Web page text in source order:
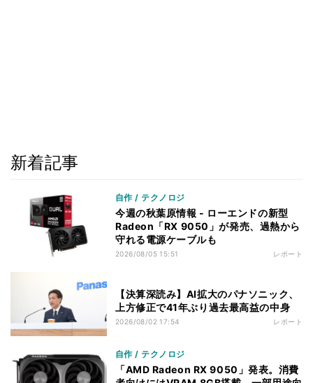
新着記事
自作 / テクノロジ
今週の秋葉原情報 - ローエンドの新型
Radeon「RX 9050」が発売、過熱から
守れる電源ケーブルも
2026/08/05 15:51 レポート
【決算深読み】AI拡大のパナソニック、
上方修正で41年ぶり過去最高益の中身
2026/08/02 17:54 レポート
自作 / テクノロジ
「AMD Radeon RX 9050」発表。消費